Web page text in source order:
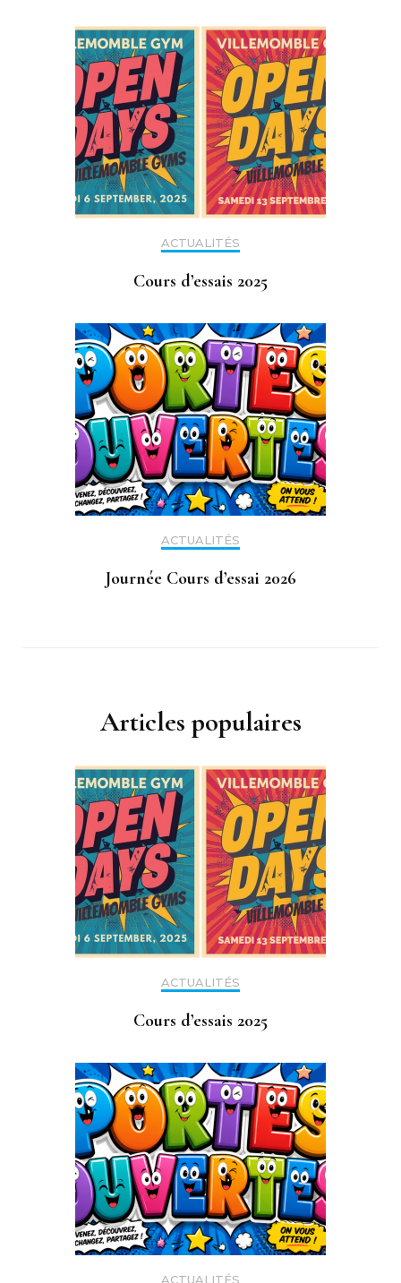
ACTUALITÉS
Cours d’essais 2025
ACTUALITÉS
Journée Cours d’essai 2026
Articles populaires
ACTUALITÉS
Cours d’essais 2025
ACTUALITÉS